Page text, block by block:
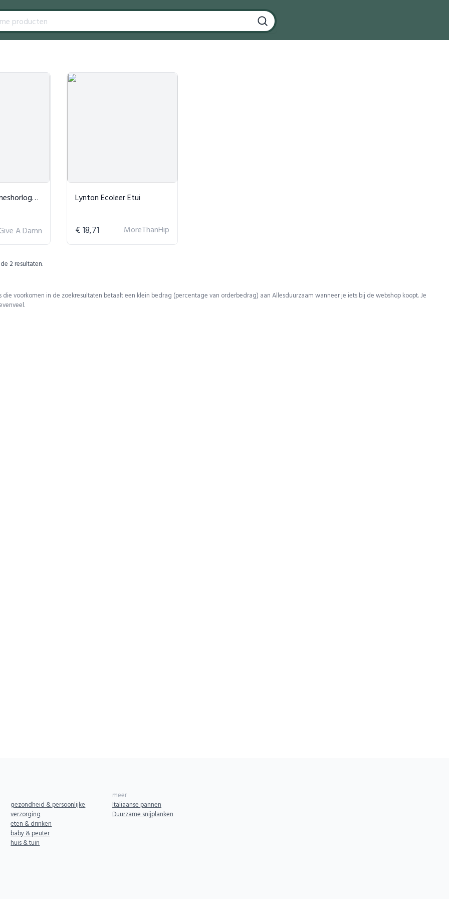
Goud & Koraal
A Damn
Lynton Ecoleer Etui
€ 18,71 MoreThanHip
2 resultaten.
die voorkomen in de zoekresultaten betaalt een klein bedrag (percentage van orderbedrag) aan Allesduurzaam wanneer je iets bij de webshop koopt. Je
gezondheid & persoonlijke
verzorging
eten & drinken
baby & peuter
huis & tuin
meer
Italiaanse pannen
Duurzame snijplanken